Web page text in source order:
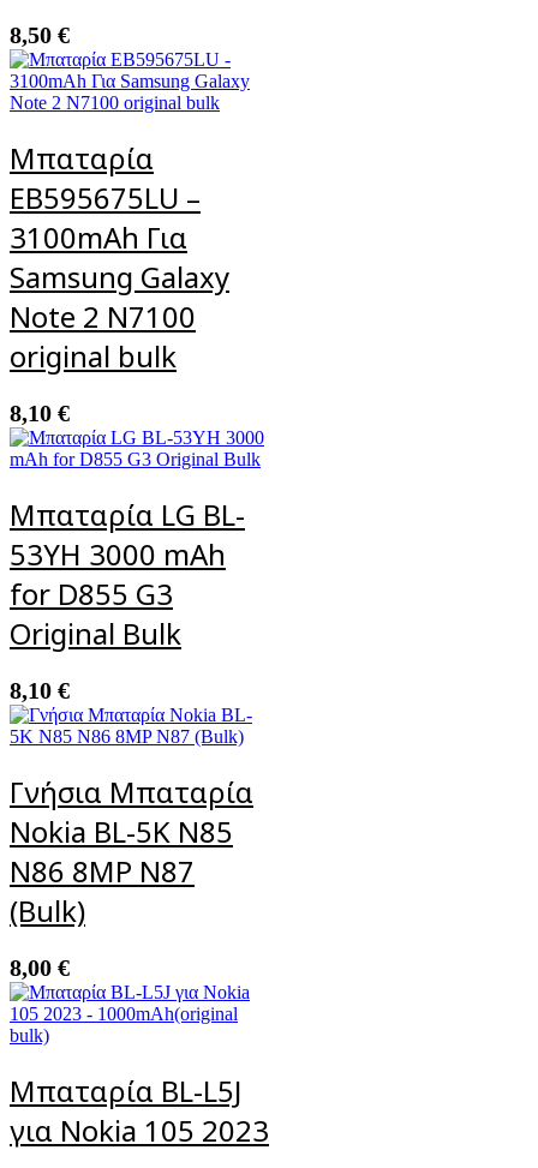
8,50 €
Μπαταρία
EB595675LU –
3100mAh Για
Samsung Galaxy
Note 2 N7100
original bulk
8,10 €
Μπαταρία LG BL-
53YH 3000 mAh
for D855 G3
Original Bulk
8,10 €
Γνήσια Μπαταρία
Nokia BL-5K N85
N86 8MP N87
(Bulk)
8,00 €
Μπαταρία BL-L5J
για Nokia 105 2023